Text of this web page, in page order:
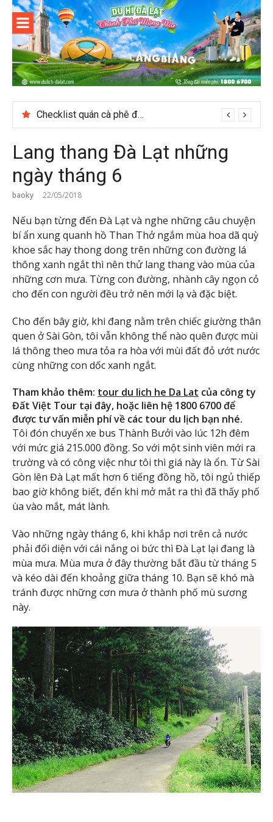
Skip
content
Du lịch Đà
Lạt
Du lịch Sapa: Khám phá bản Ý Linh Hồ độc đáo giữa Tây Bắc
Lang thang Đà Lạt những
ngày tháng 6
baoky 22/05/2018
Nếu bạn từng đến Đà Lạt và nghe những câu chuyện
bí ẩn xung quanh hồ Than Thở ngắm mùa hoa dã quỳ
khoe sắc hay thong dong trên những con đường lá
thông xanh ngắt thì nên thử lang thang vào mùa của
những cơn mưa. Từng con đường, nhành cây ngọn cỏ
cho đến con người đều trở nên mới lạ và đặc biệt.
Cho đến bây giờ, khi đang nằm trên chiếc giường thân
quen ở Sài Gòn, tôi vẫn không thể nào quên được mùi
lá thông theo mưa tỏa ra hòa với mùi đất đỏ ướt nước
cùng những con dốc xanh ngắt.
Tham khảo thêm: tour du lich he Da Lat của công ty
Đất Việt Tour tại đây, hoặc liên hệ 1800 6700 để
được tư vấn miễn phí về các tour du lịch bạn nhé.
Tôi đón chuyến xe bus Thành Bưởi vào lúc 12h đêm
với mức giá 215.000 đồng. So với một sinh viên mới ra
trường và có công việc như tôi thì giá này là ổn. Từ Sài
Gòn lên Đà Lạt mất hơn 6 tiếng đồng hồ, tôi ngủ thiếp
bao giờ không biết, đến khi mở mắt ra thì đã thấy phố
ùa vào mắt, mát lành.
Vào những ngày tháng 6, khi khắp nơi trên cả nước
phải đối diện với cái nắng oi bức thì Đà Lạt lại đang là
mùa mưa. Mùa mưa ở đây thường bắt đầu từ tháng 5
và kéo dài đến khoảng giữa tháng 10. Bạn sẽ khó mà
tránh được những cơn mưa ở thành phố mù sương
này.